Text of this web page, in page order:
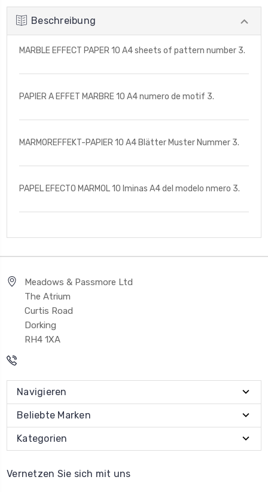
Beschreibung
MARBLE EFFECT PAPER 10 A4 sheets of pattern number 3.
PAPIER A EFFET MARBRE 10 A4 numero de motif 3.
MARMOREFFEKT-PAPIER 10 A4 Blätter Muster Nummer 3.
PAPEL EFECTO MARMOL 10 lminas A4 del modelo nmero 3.
Meadows & Passmore Ltd
The Atrium
Curtis Road
Dorking
RH4 1XA
Navigieren
Beliebte Marken
Kategorien
Vernetzen Sie sich mit uns